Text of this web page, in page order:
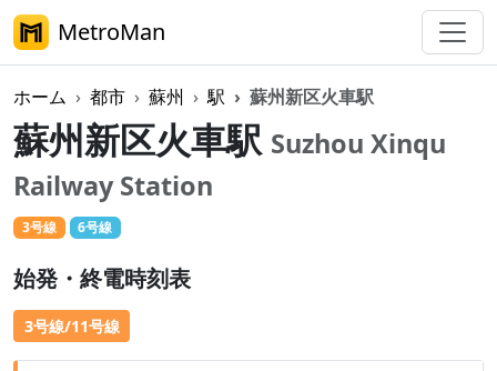
MetroMan
ホーム 都市 蘇州 駅 蘇州新区火車駅
蘇州新区火車駅 Suzhou Xinqu
Railway Station
3号線 6号線
始発・終電時刻表
3号線/11号線